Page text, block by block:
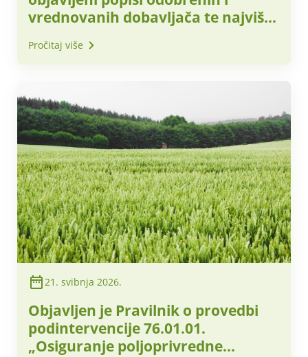
vrednovanih dobavljača te najviše
obračunsko razdoblje – lipanj 2026.
godine
Pročitaj više
21. svibnja 2026.
Objavljen je Pravilnik o provedbi
podintervencije 76.01.01.
„Osiguranje poljoprivredne